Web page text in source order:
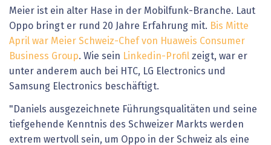
Meier ist ein alter Hase in der Mobilfunk-Branche. Laut
Oppo bringt er rund 20 Jahre Erfahrung mit. Bis Mitte
April war Meier Schweiz-Chef von Huaweis Consumer
Business Group. Wie sein Linkedin-Profil zeigt, war er
unter anderem auch bei HTC, LG Electronics und
Samsung Electronics beschäftigt.
"Daniels ausgezeichnete Führungsqualitäten und seine
tiefgehende Kenntnis des Schweizer Markts werden
extrem wertvoll sein, um Oppo in der Schweiz als eine